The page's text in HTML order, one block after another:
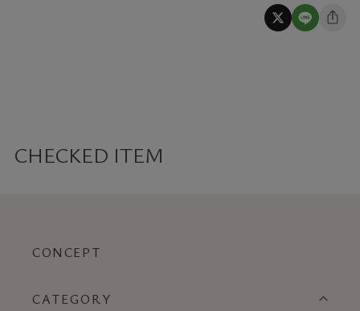
CHECKED ITEM
CONCEPT
CATEGORY